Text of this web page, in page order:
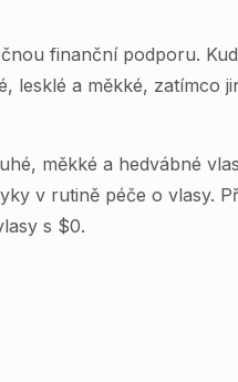
finanční podporu.
lesklé a měkké, zatímco
měkké a hedvábné
v rutině péče o vlasy.
s $0.